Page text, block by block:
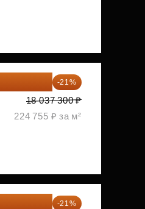
-21%
18 037 300 ₽
224 755 ₽ за м²
-21%